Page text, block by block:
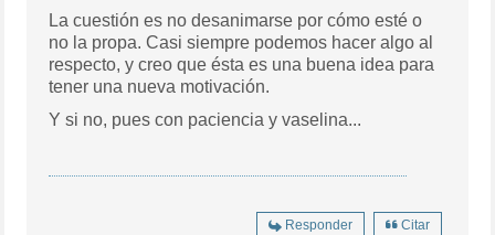
La cuestión es no desanimarse por cómo esté o
no la propa. Casi siempre podemos hacer algo al
respecto, y creo que ésta es una buena idea para
tener una nueva motivación.
Y si no, pues con paciencia y vaselina...
Responder Citar